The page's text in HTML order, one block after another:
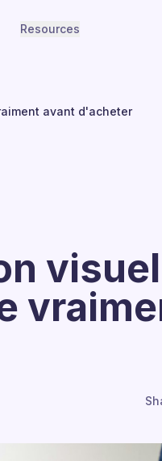
Resources
avant d'acheter